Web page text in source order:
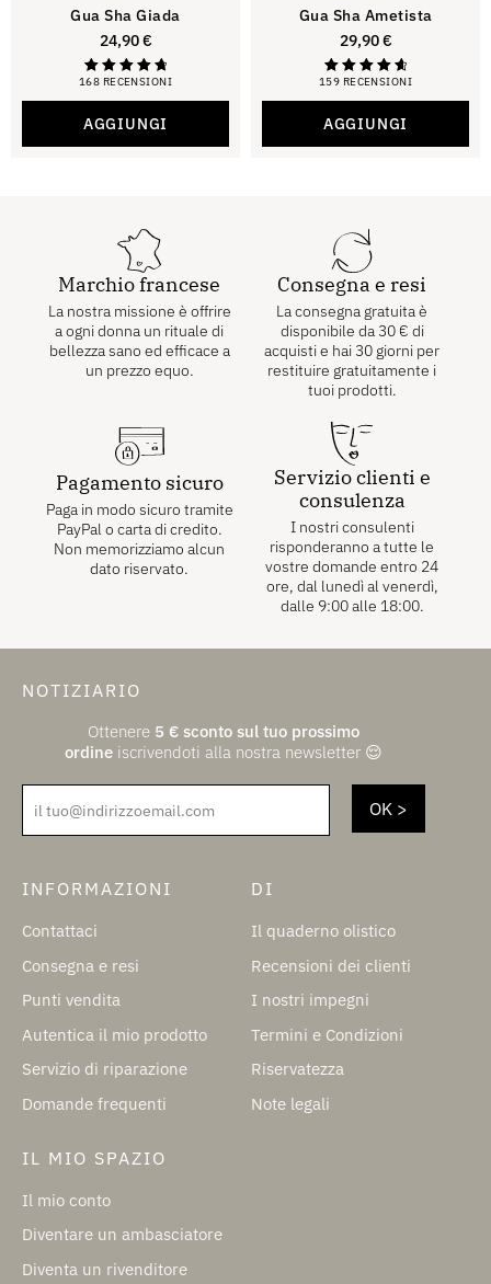
Gua Sha Giada
24,90€
168 RECENSIONI
Valutazione di
AGGIUNGI
Gua Sha Ametista
29,90€
159 RECENSIONI
Valutazione
AGGIUNGI
Marchio francese
La nostra missione è offrire
a ogni donna un rituale di
bellezza sano ed efficace a
un prezzo equo.
Consegna e resi
La consegna gratuita è
disponibile da 30 € di
acquisti e hai 30 giorni per
restituire gratuitamente i
tuoi prodotti.
Pagamento sicuro
Paga in modo sicuro tramite
PayPal o carta di credito.
Non memorizziamo alcun
dato riservato.
Servizio clienti e
consulenza
I nostri consulenti
risponderanno a tutte le
vostre domande entro 24
ore, dal lunedì al venerdì,
dalle 9:00 alle 18:00.
NOTIZIARIO
Ottenere 5 € sconto sul tuo prossimo
ordine iscrivendoti alla nostra newsletter 😌
il tuo@indirizzoemail.com
INFORMAZIONI
Contattaci
Consegna e resi
Punti vendita
Autentica il mio prodotto
Servizio di riparazione
Domande frequenti
DI
Il quaderno olistico
Recensioni dei clienti
I nostri impegni
Termini e Condizioni
Riservatezza
Note legali
IL MIO SPAZIO
Il mio conto
Diventare un ambasciatore
Diventa un rivenditore